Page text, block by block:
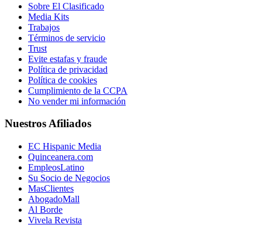
Sobre El Clasificado
Media Kits
Trabajos
Términos de servicio
Trust
Evite estafas y fraude
Política de privacidad
Política de cookies
Cumplimiento de la CCPA
No vender mi información
Nuestros Afiliados
EC Hispanic Media
Quinceanera.com
EmpleosLatino
Su Socio de Negocios
MasClientes
AbogadoMall
Al Borde
Vivela Revista